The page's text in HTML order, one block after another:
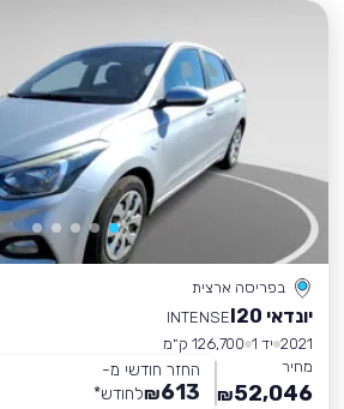
בפריסה ארצית
יונדאי I20
INTENSE
2021 יד 1
126,700 ק״מ
מחיר
52,046
₪
החזר חודשי מ-
613
₪לחודש*